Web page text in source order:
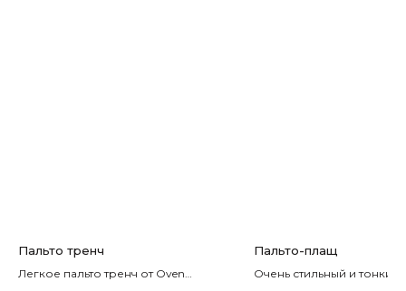
Пальто тренч
Легкое пальто тренч от Oven
Пальто-плащ
Очень стильный и тонкий